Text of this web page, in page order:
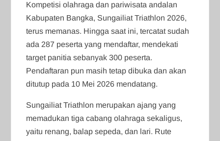
Kompetisi olahraga dan pariwisata andalan
Kabupaten Bangka, Sungailiat Triathlon 2026,
terus memanas. Hingga saat ini, tercatat sudah
ada 287 peserta yang mendaftar, mendekati
target panitia sebanyak 300 peserta.
Pendaftaran pun masih tetap dibuka dan akan
ditutup pada 10 Mei 2026 mendatang.
Sungailiat Triathlon merupakan ajang yang
memadukan tiga cabang olahraga sekaligus,
yaitu renang, balap sepeda, dan lari. Rute